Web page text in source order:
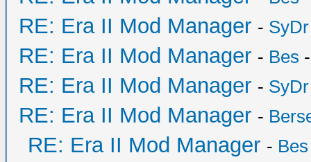
RE: Era II Mod Manager - SyDr
RE: Era II Mod Manager - Bes
RE: Era II Mod Manager - SyDr
RE: Era II Mod Manager -
RE: Era II Mod Manager - Bes